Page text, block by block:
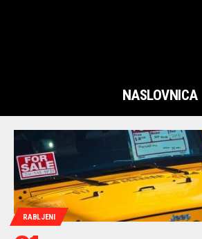
NASLOVNICA
RABLJENI